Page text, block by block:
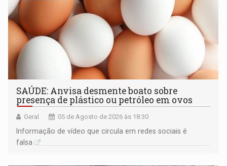
SAÚDE: Anvisa desmente boato sobre
presença de plástico ou petróleo em ovos
Geral 05 de Agosto de 2026 às 18:30
Informação de vídeo que circula em redes sociais é
falsa